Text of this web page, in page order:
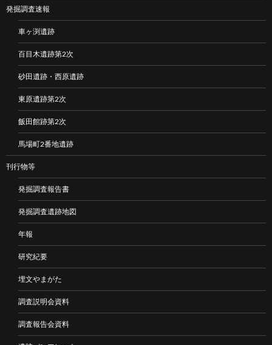
発掘調査速報
車ヶ渕遺跡
百目木遺跡第2次
砂田遺跡・西原遺跡
東原遺跡第2次
飯田館跡第2次
馬場町2番地遺跡
刊行物等
発掘調査報告書
発掘調査遺跡地図
年報
研究紀要
埋文やまがた
調査説明会資料
調査報告会資料